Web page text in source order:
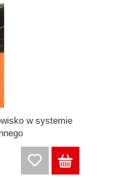
w systemie